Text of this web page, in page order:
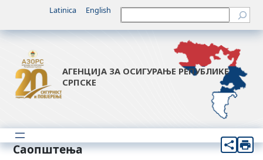
Latinica English Претрага
АГЕНЦИЈА ЗА ОСИГУРАЊЕ РЕПУБЛИКЕ
СРПСКЕ
Саопштења